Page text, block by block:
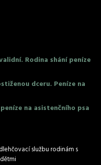
Rodina shání peníze
dceru. Peníze na
na asistenčního psa
službu rodinám s